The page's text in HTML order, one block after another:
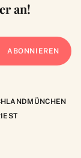
MÜNCHEN
an!